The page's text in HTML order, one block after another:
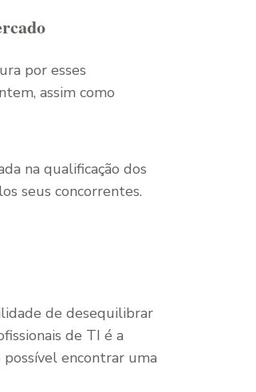
por esses
assim como
na qualificação dos
seus concorrentes.
de desequilibrar
de TI é a
possível encontrar uma